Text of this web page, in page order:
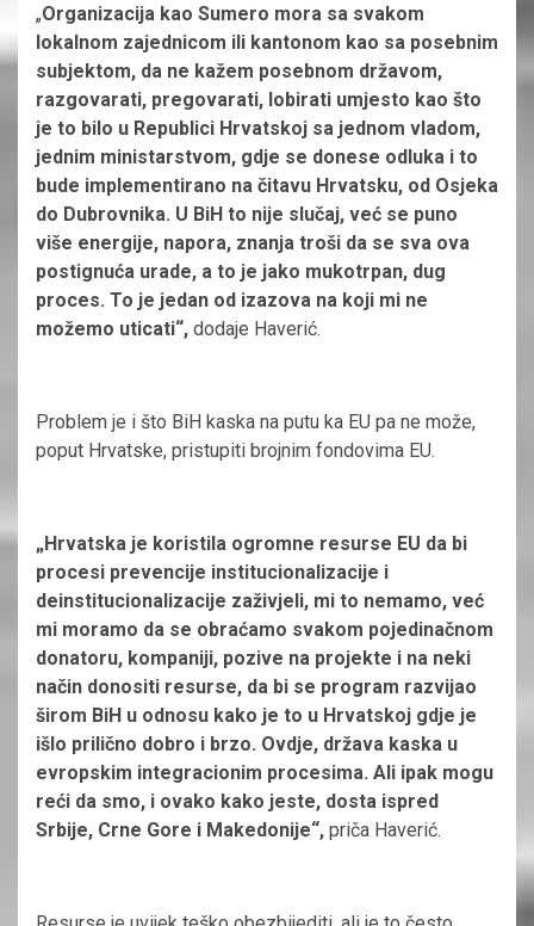
„Organizacija kao Sumero mora sa svakom
lokalnom zajednicom ili kantonom kao sa posebnim
subjektom, da ne kažem posebnom državom,
razgovarati, pregovarati, lobirati umjesto kao što
je to bilo u Republici Hrvatskoj sa jednom vladom,
jednim ministarstvom, gdje se donese odluka i to
bude implementirano na čitavu Hrvatsku, od Osjeka
do Dubrovnika. U BiH to nije slučaj, već se puno
više energije, napora, znanja troši da se sva ova
postignuća urade, a to je jako mukotrpan, dug
proces. To je jedan od izazova na koji mi ne
možemo uticati“, dodaje Haverić.
Problem je i što BiH kaska na putu ka EU pa ne može,
poput Hrvatske, pristupiti brojnim fondovima EU.
„Hrvatska je koristila ogromne resurse EU da bi
procesi prevencije institucionalizacije i
deinstitucionalizacije zaživjeli, mi to nemamo, već
mi moramo da se obraćamo svakom pojedinačnom
donatoru, kompaniji, pozive na projekte i na neki
način donositi resurse, da bi se program razvijao
širom BiH u odnosu kako je to u Hrvatskoj gdje je
išlo prilično dobro i brzo. Ovdje, država kaska u
evropskim integracionim procesima. Ali ipak mogu
reći da smo, i ovako kako jeste, dosta ispred
Srbije, Crne Gore i Makedonije“, priča Haverić.